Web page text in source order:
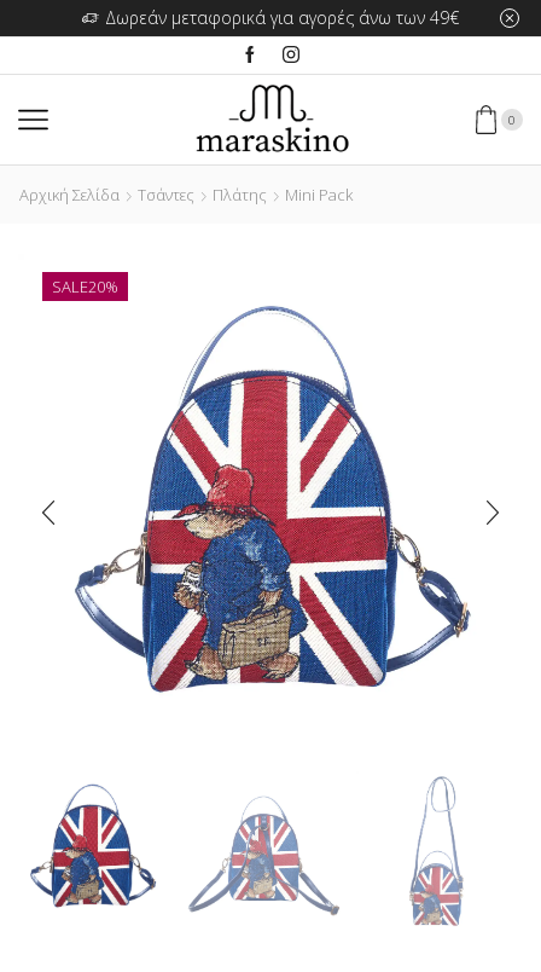
Δωρεάν μεταφορικά για αγορές άνω των 49€
0
Αρχική Σελίδα Τσάντες Πλάτης Mini Pack
SALE20%